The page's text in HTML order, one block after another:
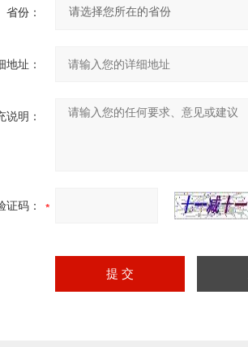
省份：
地址：
说明：
证码：